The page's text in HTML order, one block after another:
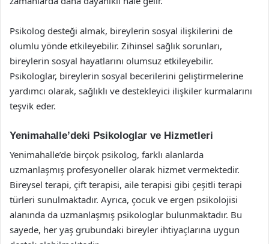
Psikolog desteği almak, bireylerin sosyal ilişkilerini de
olumlu yönde etkileyebilir. Zihinsel sağlık sorunları,
bireylerin sosyal hayatlarını olumsuz etkileyebilir.
Psikologlar, bireylerin sosyal becerilerini geliştirmelerine
yardımcı olarak, sağlıklı ve destekleyici ilişkiler kurmalarını
teşvik eder.
Yenimahalle’deki Psikologlar ve Hizmetleri
Yenimahalle’de birçok psikolog, farklı alanlarda
uzmanlaşmış profesyoneller olarak hizmet vermektedir.
Bireysel terapi, çift terapisi, aile terapisi gibi çeşitli terapi
türleri sunulmaktadır. Ayrıca, çocuk ve ergen psikolojisi
alanında da uzmanlaşmış psikologlar bulunmaktadır. Bu
sayede, her yaş grubundaki bireyler ihtiyaçlarına uygun